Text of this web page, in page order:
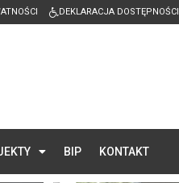
DEKLARACJA DOSTĘPNOŚCI
BIP KONTAKT